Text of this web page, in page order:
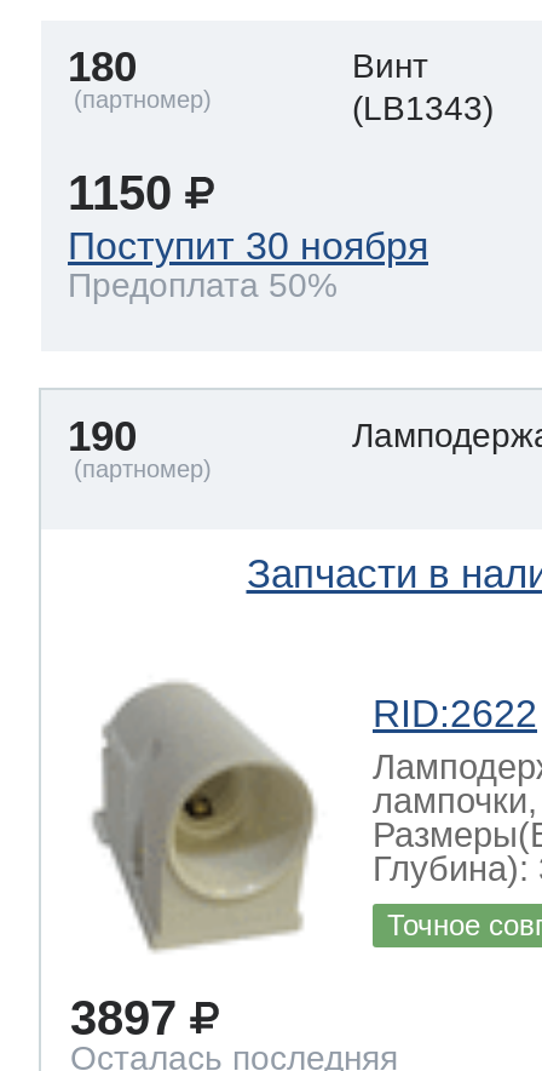
180
Винт
(LB1343)
1150
Поступит 30 ноября
Предоплата 50%
190
Запчасти в
RID:2622
Глубина):
Точное
3897
Осталась последняя